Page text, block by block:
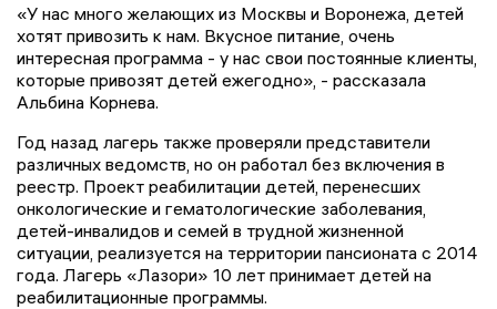
«У нас много желающих из Москвы и Воронежа, детей
хотят привозить к нам. Вкусное питание, очень
интересная программа - у нас свои постоянные клиенты,
которые привозят детей ежегодно», - рассказала
Альбина Корнева.
Год назад лагерь также проверяли представители
различных ведомств, но он работал без включения в
реестр. Проект реабилитации детей, перенесших
онкологические и гематологические заболевания,
детей-инвалидов и семей в трудной жизненной
ситуации, реализуется на территории пансионата с 2014
года. Лагерь «Лазори» 10 лет принимает детей на
реабилитационные программы.